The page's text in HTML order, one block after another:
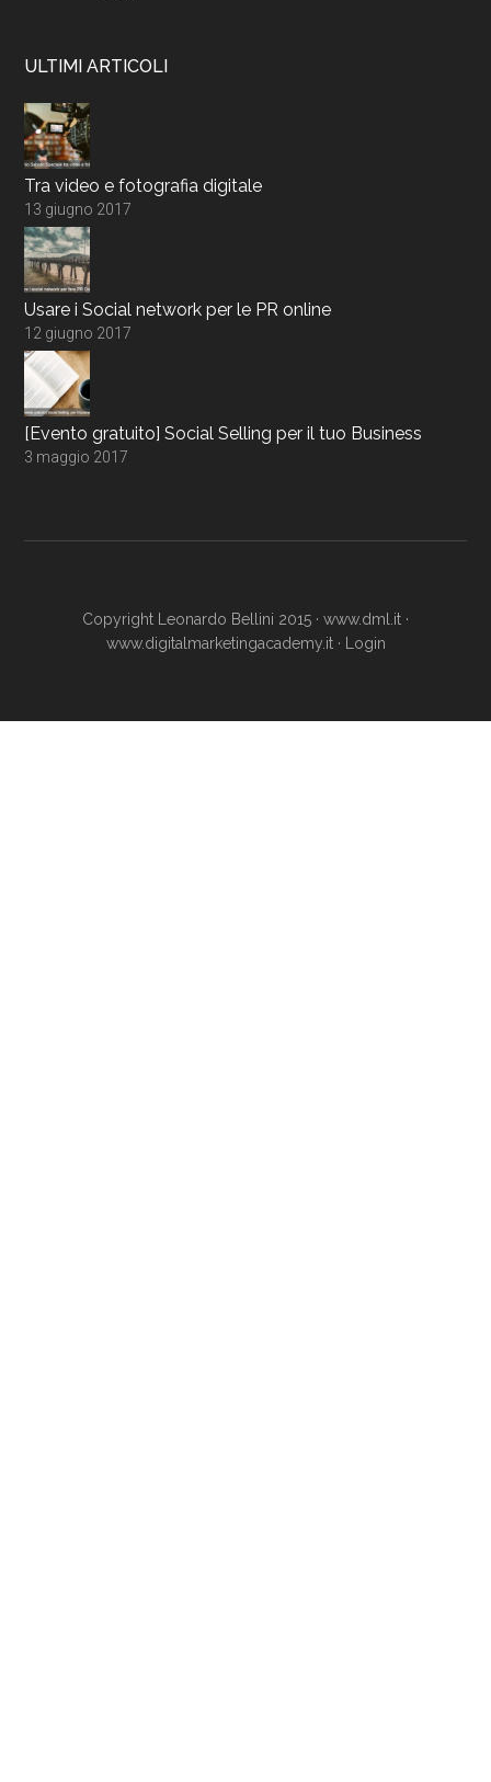
ULTIMI ARTICOLI
Tra video e fotografia digitale
13 giugno 2017
Usare i Social network per le PR online
12 giugno 2017
[Evento gratuito] Social Selling per il tuo Business
3 maggio 2017
Copyright Leonardo Bellini 2015 · www.dml.it ·
www.digitalmarketingacademy.it· Login